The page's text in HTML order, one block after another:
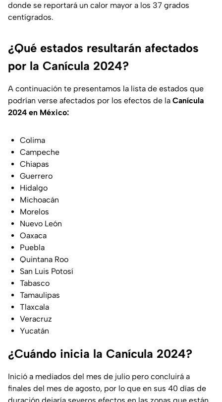
donde se reportará un calor mayor a los 37 grados
centígrados.
¿Qué estados resultarán afectados
por la Canícula 2024?
A continuación te presentamos la lista de estados que
podrían verse afectados por los efectos de la Canícula
2024 en México:
Colima
Campeche
Chiapas
Guerrero
Hidalgo
Michoacán
Morelos
Nuevo León
Oaxaca
Puebla
Quintana Roo
San Luis Potosí
Tabasco
Tamaulipas
Tlaxcala
Veracruz
Yucatán
¿Cuándo inicia la Canícula 2024?
Inició a mediados del mes de julio pero concluirá a
finales del mes de agosto, por lo que en sus 40 días de